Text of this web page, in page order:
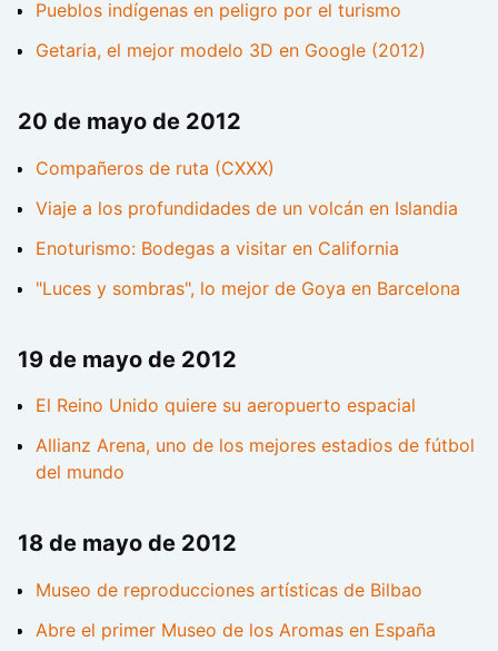
Pueblos indígenas en peligro por el turismo
Getaria, el mejor modelo 3D en Google (2012)
20 de mayo de 2012
Compañeros de ruta (CXXX)
Viaje a los profundidades de un volcán en Islandia
Enoturismo: Bodegas a visitar en California
"Luces y sombras", lo mejor de Goya en Barcelona
19 de mayo de 2012
El Reino Unido quiere su aeropuerto espacial
Allianz Arena, uno de los mejores estadios de fútbol
del mundo
18 de mayo de 2012
Museo de reproducciones artísticas de Bilbao
Abre el primer Museo de los Aromas en España